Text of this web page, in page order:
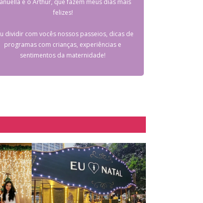
felizes!
dividir com vocês nossos passeios, dicas de
programas com crianças, experiências e
sentimentos da maternidade!